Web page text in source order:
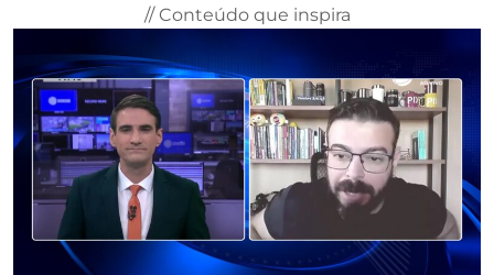
// Conteúdo que inspira